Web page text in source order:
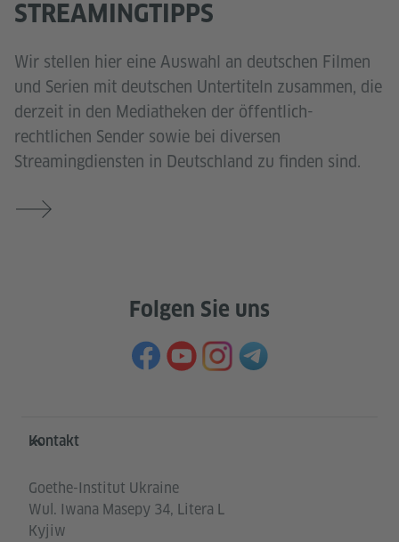
STREAMINGTIPPS
Wir stellen hier eine Auswahl an deutschen Filmen
und Serien mit deutschen Untertiteln zusammen, die
derzeit in den Mediatheken der öffentlich-
rechtlichen Sender sowie bei diversen
Streamingdiensten in Deutschland zu finden sind.
Folgen Sie uns
Service- und Informationsbereich
Kontakt
Goethe-Institut Ukraine
Wul. Iwana Masepy 34, Litera L
Kyjiw